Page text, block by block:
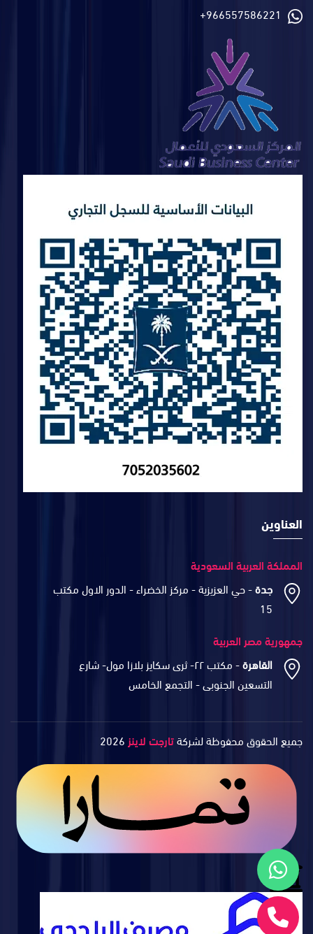
+966557586221
العناوين
المملكة العربية السعودية
جدة- حي العزيزية - مركز الخضراء - الدور الاول مكتب
15
جمهورية مصر العربية
القاهرة
- مكتب ٢٢- ثرى سكايز بلازا مول- شارع
التسعين الجنوبى - التجمع الخامس
جميع الحقوق محفوظة لشركةتارجت لاينز 2026